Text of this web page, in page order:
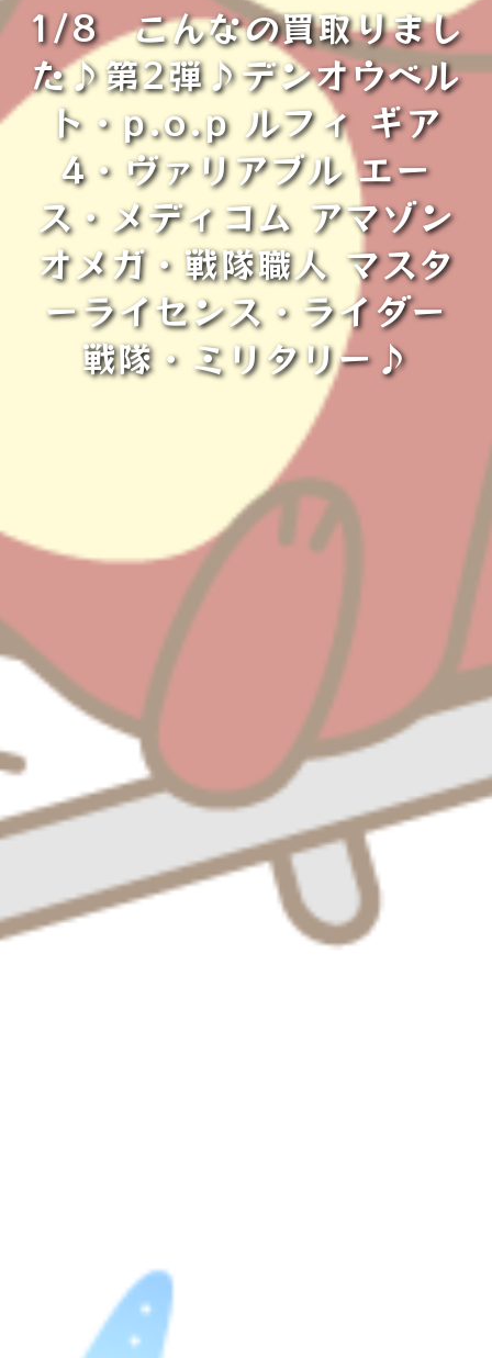
1/8 こんなの買取りまし
た♪第2弾♪デンオウベル
ト・p.o.p ルフィ ギア
4・ヴァリアブル エー
ス・メディコム アマゾン
オメガ・戦隊職人 マスタ
ーライセンス・ライダー
戦隊・ミリタリー♪